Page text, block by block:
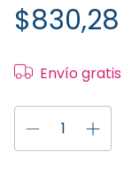
$830,28
Envío gratis